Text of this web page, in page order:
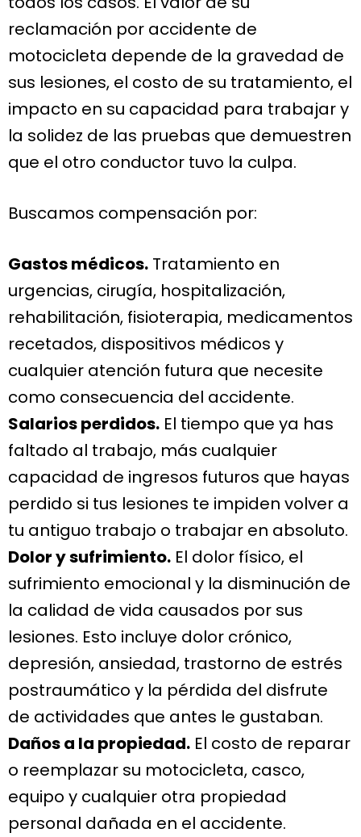
reclamación por accidente de
motocicleta depende de la gravedad de
sus lesiones, el costo de su tratamiento, el
impacto en su capacidad para trabajar y
la solidez de las pruebas que demuestren
que el otro conductor tuvo la culpa.
Buscamos compensación por:
Gastos médicos. Tratamiento en
urgencias, cirugía, hospitalización,
rehabilitación, fisioterapia, medicamentos
recetados, dispositivos médicos y
cualquier atención futura que necesite
como consecuencia del accidente.
Salarios perdidos. El tiempo que ya has
faltado al trabajo, más cualquier
capacidad de ingresos futuros que hayas
perdido si tus lesiones te impiden volver a
tu antiguo trabajo o trabajar en absoluto.
Dolor y sufrimiento. El dolor físico, el
sufrimiento emocional y la disminución de
la calidad de vida causados por sus
lesiones. Esto incluye dolor crónico,
depresión, ansiedad, trastorno de estrés
postraumático y la pérdida del disfrute
de actividades que antes le gustaban.
Daños a la propiedad. El costo de reparar
o reemplazar su motocicleta, casco,
equipo y cualquier otra propiedad
personal dañada en el accidente.